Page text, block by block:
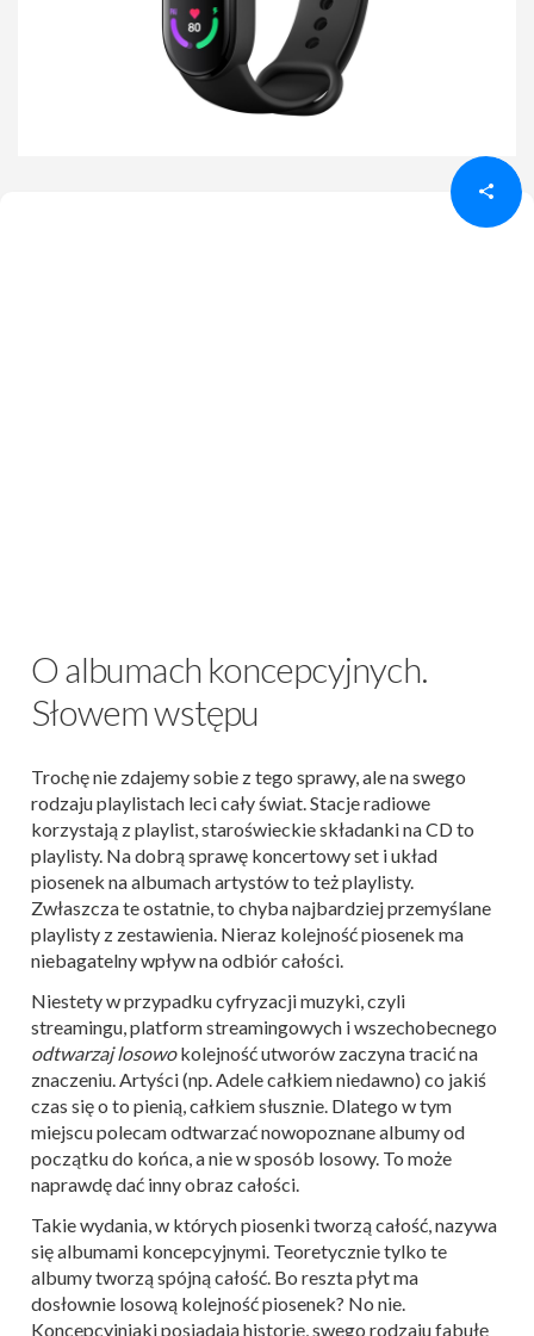
Udostępnij
O albumach koncepcyjnych.
Słowem wstępu
Trochę nie zdajemy sobie z tego sprawy, ale na swego
rodzaju playlistach leci cały świat. Stacje radiowe
korzystają z playlist, staroświeckie składanki na CD to
playlisty. Na dobrą sprawę koncertowy set i układ
piosenek na albumach artystów to też playlisty.
Zwłaszcza te ostatnie, to chyba najbardziej przemyślane
playlisty z zestawienia. Nieraz kolejność piosenek ma
niebagatelny wpływ na odbiór całości.
Niestety w przypadku cyfryzacji muzyki, czyli
streamingu, platform streamingowych i wszechobecnego
odtwarzaj losowokolejność utworów zaczyna tracić na
znaczeniu. Artyści (np. Adele całkiem niedawno) co jakiś
czas się o to pienią, całkiem słusznie. Dlatego w tym
miejscu polecam odtwarzać nowopoznane albumy od
początku do końca, a nie w sposób losowy. To może
naprawdę dać inny obraz całości.
Takie wydania, w których piosenki tworzą całość, nazywa
się albumami koncepcyjnymi. Teoretycznie tylko te
albumy tworzą spójną całość. Bo reszta płyt ma
dosłownie losową kolejność piosenek? No nie.
Koncepcyjniaki posiadają historię, swego rodzaju fabułę